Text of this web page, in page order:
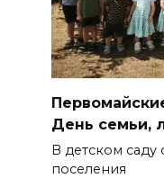
День семьи,
В детском саду
поселения